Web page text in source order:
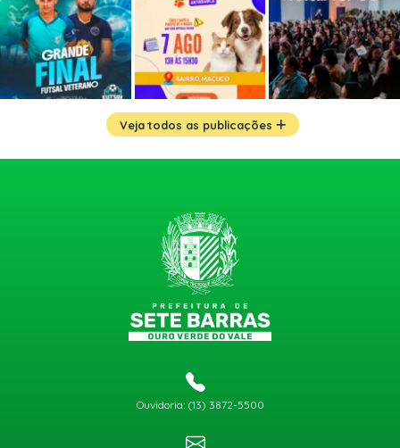
Veja todos as publicações
Ouvidoria: (13) 3872-5500